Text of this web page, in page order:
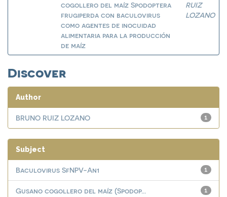
cogollero del maíz Spodoptera
frugiperda con baculovirus
como agentes de inocuidad
alimentaria para la producción
de maíz
RUIZ
LOZANO
Discover
Author
1
BRUNO RUIZ LOZANO
Subject
1
Baculovirus SfNPV-An1
1
Gusano cogollero del maíz (Spodop...